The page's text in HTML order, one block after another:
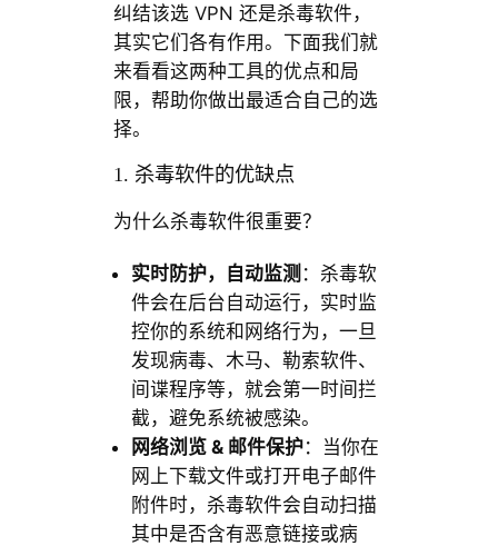
纠结该选 VPN 还是杀毒软件，
其实它们各有作用。下面我们就
来看看这两种工具的优点和局
限，帮助你做出最适合自己的选
择。
1. 杀毒软件的优缺点
为什么杀毒软件很重要？
实时防护，自动监测 ：杀毒软
件会在后台自动运行，实时监
控你的系统和网络行为，一旦
发现病毒、木马、勒索软件、
间谍程序等，就会第一时间拦
截，避免系统被感染。
网络浏览 & 邮件保护：当你在
网上下载文件或打开电子邮件
附件时，杀毒软件会自动扫描
其中是否含有恶意链接或病